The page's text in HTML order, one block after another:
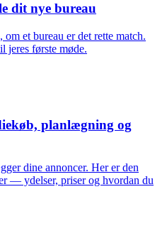
dit nye bureau
et bureau er det rette match.
jeres første møde.
planlægning og
dine annoncer. Her er den
— ydelser, priser og hvordan du